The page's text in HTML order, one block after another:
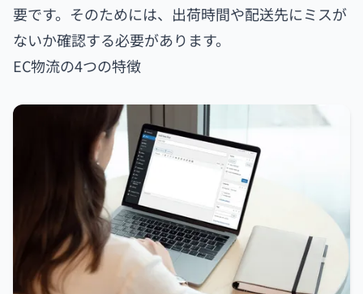
要です。そのためには、出荷時間や配送先にミスが
ないか確認する必要があります。
EC物流の4つの特徴